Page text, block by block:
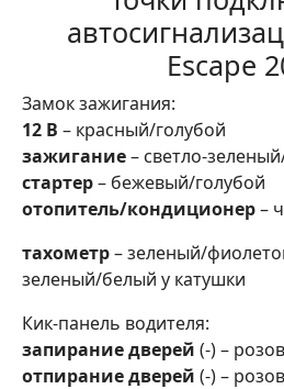
Escape
Замок зажигания:
12 В – красный/голубой
зажигание– светло-
стартер– бежевый/голубой
отопитель/кондиционер–
тахометр– зеленый/
зеленый/белый у катушки
Кик-панель водителя:
запирание дверей (-) –
отпирание дверей (-) –